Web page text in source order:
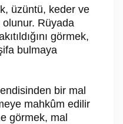
üzüntü, keder ve
olunur. Rüyada
görmek,
bulmaya
bir mal
mahkûm edilir
görmek, mal